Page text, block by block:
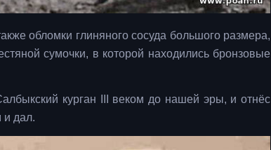
обломки глиняного сосуда большого размера,
сумочки, в которой находились бронзовые
курган III веком до нашей эры, и отнёс
и дал.